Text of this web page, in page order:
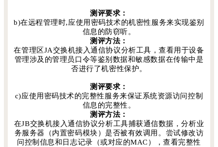
测评要求：
b)在远程管理时,应使用密码技术的机密性服务来实现鉴别
信息的防窃听。
测评方法：
在管理区JA交换机接入通信协议分析工具，查看用于设备
管理涉及的管理员口令等鉴别数据和敏感数据在传输中是
否进行了机密性保护。
测评要求：
c)应使用密码技术的完整性服务来保证系统资源访问控制
信息的完整性。
测评方法：
在JB交换机接入通信协议分析工具捕获通信数据，分析业
务服务器（内置密码模块）是否被有效调用。尝试修改访
问控制信息和日志记录（或对应的MAC），查看完整性